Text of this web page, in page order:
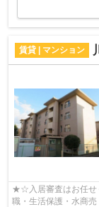
賃貸 | マンション
★☆入居審査はお任せ
職・生活保護・水商売